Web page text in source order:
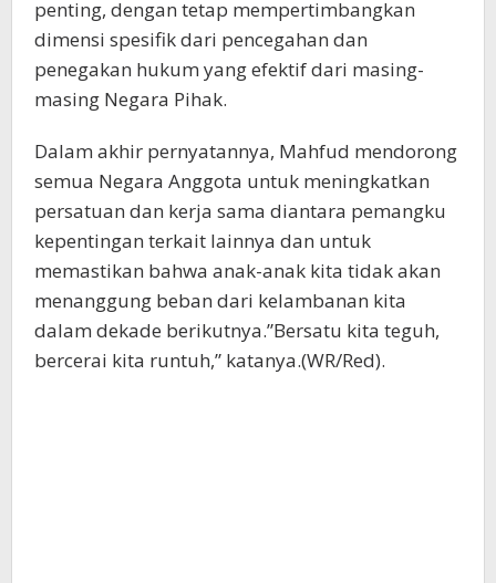
penting, dengan tetap mempertimbangkan
dimensi spesifik dari pencegahan dan
penegakan hukum yang efektif dari masing-
masing Negara Pihak.
Dalam akhir pernyatannya, Mahfud mendorong
semua Negara Anggota untuk meningkatkan
persatuan dan kerja sama diantara pemangku
kepentingan terkait lainnya dan untuk
memastikan bahwa anak-anak kita tidak akan
menanggung beban dari kelambanan kita
dalam dekade berikutnya.”Bersatu kita teguh,
bercerai kita runtuh,” katanya.(WR/Red).